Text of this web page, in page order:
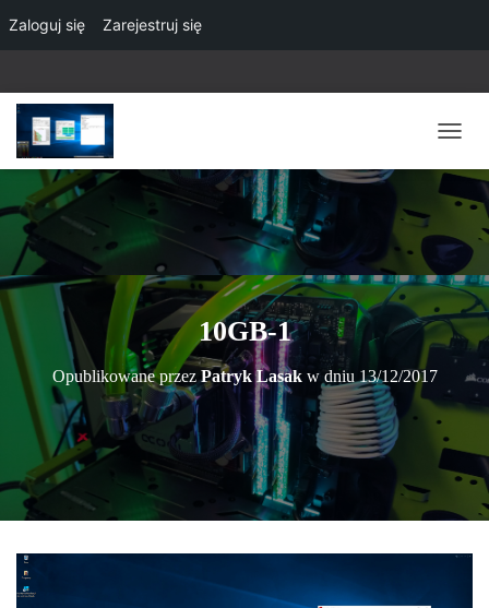
Zaloguj się Zarejestruj się
R
E
Ą
C
Z
N
A
G
C
Ę
10GB-1
Opublikowane przezPatryk Lasakw dniu 13/12/2017